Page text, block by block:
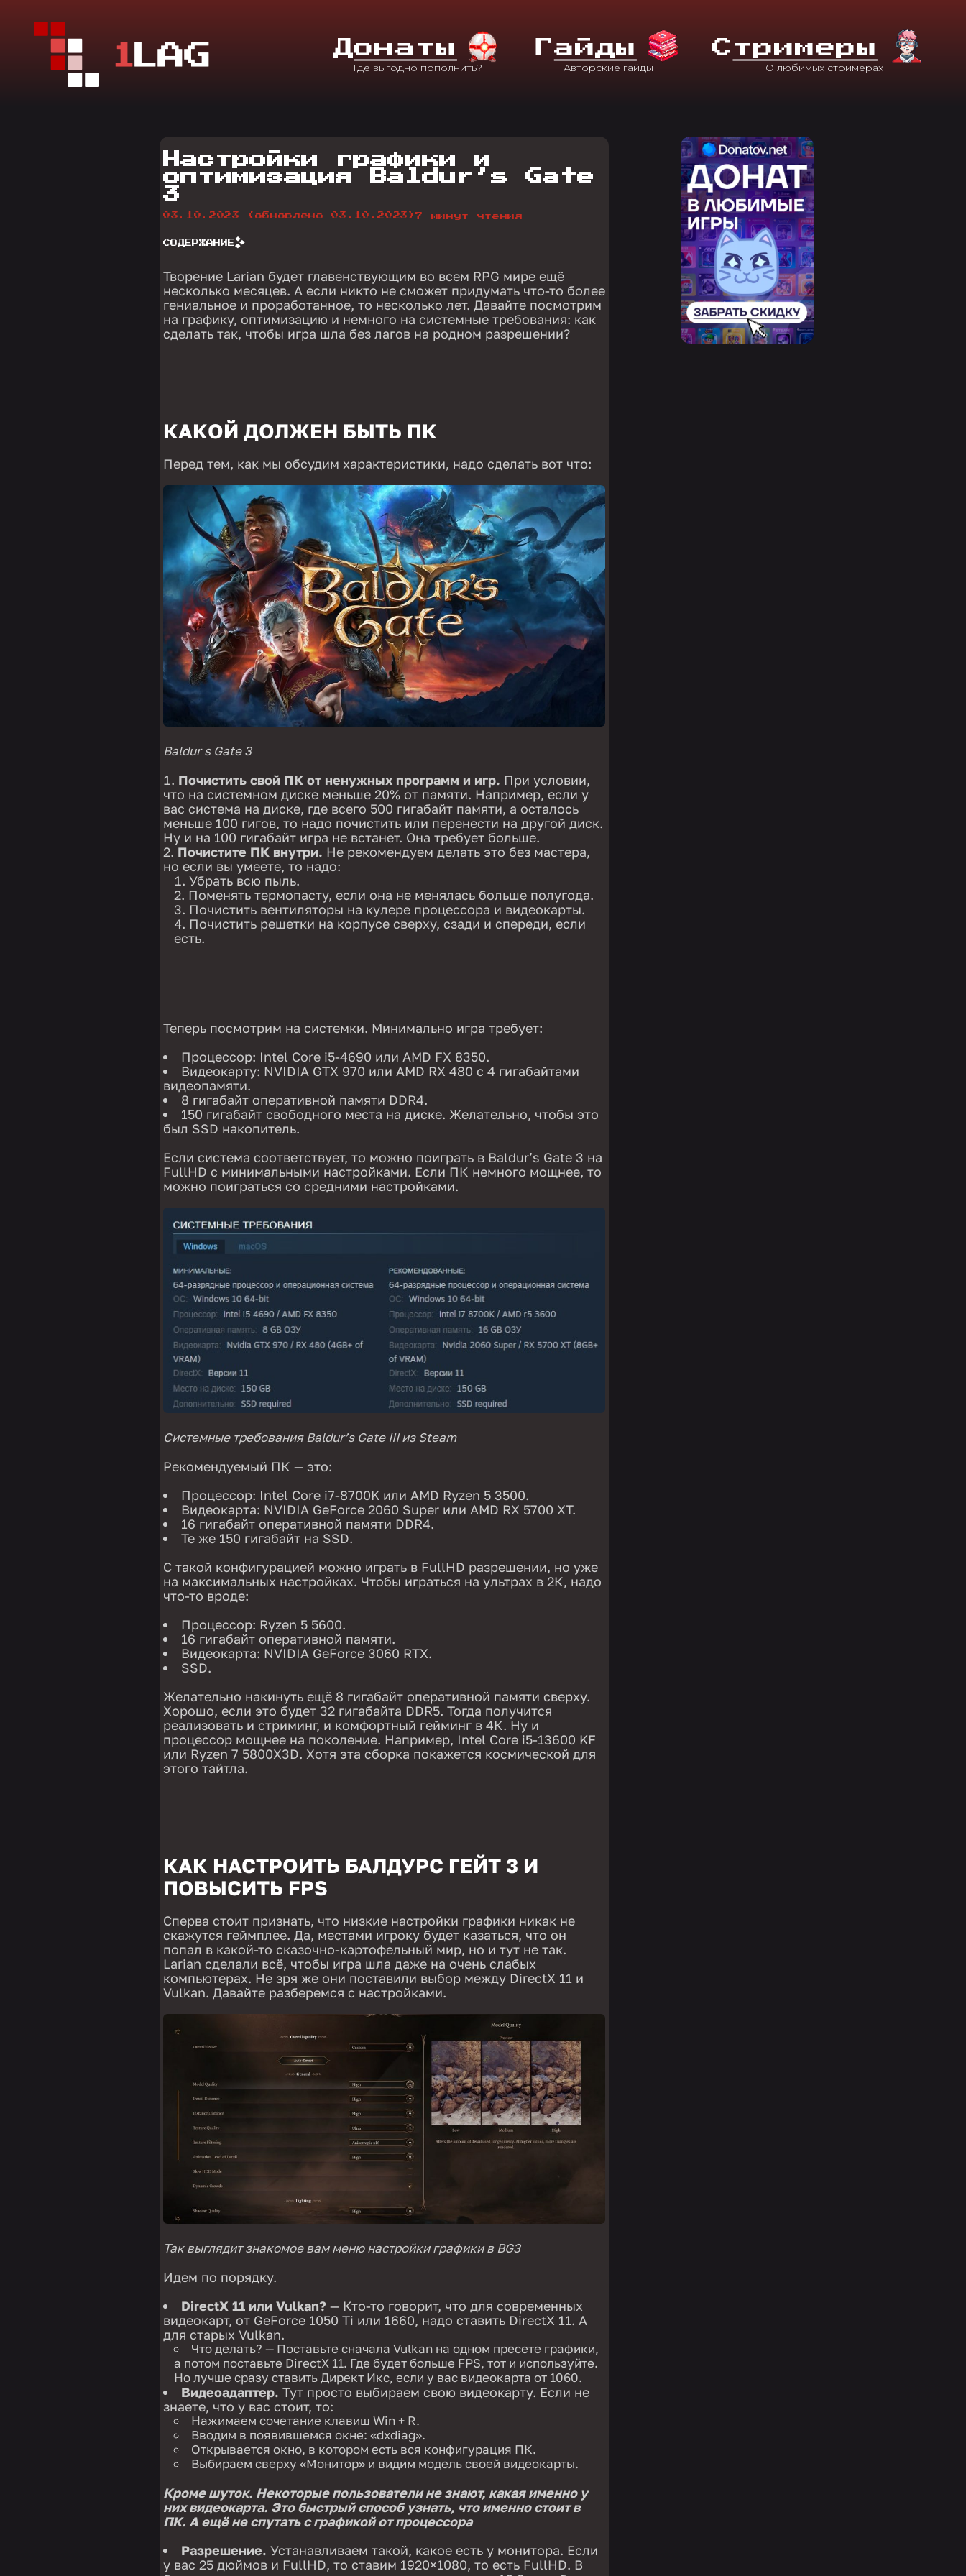
ДОнаты ГАйды С Тримеры
Настройки графики и
оптимизация Baldur’s Gate
3
03.10.2023 (обновлено 03.10.2023)7 минут чтения
СОДЕРЖАНИЕ
Творение Larian будет главенствующим во всем RPG мире ещё
несколько месяцев. А если никто не сможет придумать что-то более
гениальное и проработанное, то несколько лет. Давайте посмотрим
на графику, оптимизацию и немного на системные требования: как
сделать так, чтобы игра шла без лагов на родном разрешении?
КАКОЙ ДОЛЖЕН БЫТЬ ПК
Перед тем, как мы обсудим характеристики, надо сделать вот что:
Baldur s Gate 3
Почистить свой ПК от ненужных программ и игр. При условии,
что на системном диске меньше 20% от памяти. Например, если у
вас система на диске, где всего 500 гигабайт памяти, а осталось
меньше 100 гигов, то надо почистить или перенести на другой диск.
Ну и на 100 гигабайт игра не встанет. Она требует больше.
Почистите ПК внутри. Не рекомендуем делать это без мастера,
но если вы умеете, то надо:
Убрать всю пыль.
Поменять термопасту, если она не менялась больше полугода.
Почистить вентиляторы на кулере процессора и видеокарты.
Почистить решетки на корпусе сверху, сзади и спереди, если
есть.
Теперь посмотрим на системки. Минимально игра требует:
Процессор: Intel Core i5-4690 или AMD FX 8350.
Видеокарту: NVIDIA GTX 970 или AMD RX 480 с 4 гигабайтами
видеопамяти.
8 гигабайт оперативной памяти DDR4.
150 гигабайт свободного места на диске. Желательно, чтобы это
был SSD накопитель.
Если система соответствует, то можно поиграть в Baldur’s Gate 3 на
FullHD с минимальными настройками. Если ПК немного мощнее, то
можно поиграться со средними настройками.
Системные требования Baldur’s Gate III из Steam
Рекомендуемый ПК — это:
Процессор: Intel Core i7-8700K или AMD Ryzen 5 3500.
Видеокарта: NVIDIA GeForce 2060 Super или AMD RX 5700 XT.
16 гигабайт оперативной памяти DDR4.
Те же 150 гигабайт на SSD.
С такой конфигурацией можно играть в FullHD разрешении, но уже
на максимальных настройках. Чтобы играться на ультрах в 2К, надо
что-то вроде:
Процессор: Ryzen 5 5600.
16 гигабайт оперативной памяти.
Видеокарта: NVIDIA GeForce 3060 RTX.
SSD.
Желательно накинуть ещё 8 гигабайт оперативной памяти сверху.
Хорошо, если это будет 32 гигабайта DDR5. Тогда получится
реализовать и стриминг, и комфортный гейминг в 4К. Ну и
процессор мощнее на поколение. Например, Intel Core i5-13600 KF
или Ryzen 7 5800X3D. Хотя эта сборка покажется космической для
этого тайтла.
КАК НАСТРОИТЬ БАЛДУРС ГЕЙТ 3 И
ПОВЫСИТЬ FPS
Сперва стоит признать, что низкие настройки графики никак не
скажутся геймплее. Да, местами игроку будет казаться, что он
попал в какой-то сказочно-картофельный мир, но и тут не так.
Larian сделали всё, чтобы игра шла даже на очень слабых
компьютерах. Не зря же они поставили выбор между DirectX 11 и
Vulkan. Давайте разберемся с настройками.
Так выглядит знакомое вам меню настройки графики в BG3
Идем по порядку.
DirectX 11 или Vulkan? — Кто-то говорит, что для современных
видеокарт, от GeForce 1050 Ti или 1660, надо ставить DirectX 11. А
для старых Vulkan.
Что делать? — Поставьте сначала Vulkan на одном пресете графики,
а потом поставьте DirectX 11. Где будет больше FPS, тот и используйте.
Но лучше сразу ставить Директ Икс, если у вас видеокарта от 1060.
Видеоадаптер. Тут просто выбираем свою видеокарту. Если не
знаете, что у вас стоит, то:
Нажимаем сочетание клавиш Win + R.
Вводим в появившемся окне: «dxdiag».
Открывается окно, в котором есть вся конфигурация ПК.
Выбираем сверху «Монитор» и видим модель своей видеокарты.
Кроме шуток. Некоторые пользователи не знают, какая именно у
них видеокарта. Это быстрый способ узнать, что именно стоит в
ПК. А ещё не спутать с графикой от процессора
Разрешение. Устанавливаем такой, какое есть у монитора. Если
у вас 25 дюймов и FullHD, то ставим 1920×1080, то есть FullHD. В